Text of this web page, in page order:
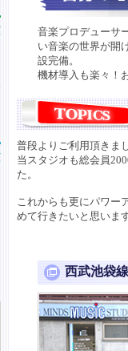
音楽プロデューサ
い音楽の世界が開
設完備。
機材導入も楽々！
普段よりご利用頂
当スタジオも総会員
た。
これからも更にパワー
めて行きたいと思いま
西武池袋